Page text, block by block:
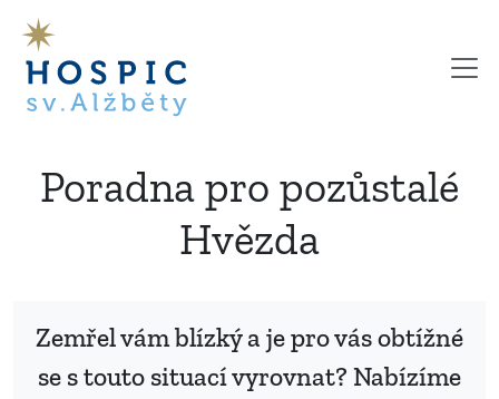
Poradna pro pozůstalé
Hvězda
Zemřel vám blízký a je pro vás obtížné
se s touto situací vyrovnat? Nabízíme